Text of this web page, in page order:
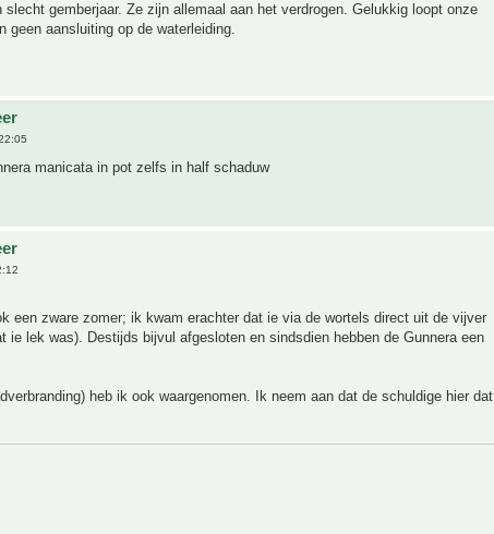
gemberjaar. Ze zijn allemaal aan het verdrogen. Gelukkig loopt onze
geen aansluiting op de waterleiding.
manicata in pot zelfs in half schaduw
een zware zomer; ik kwam erachter dat ie via de wortels direct uit de vijver
ie lek was). Destijds bijvul afgesloten en sindsdien hebben de Gunnera een
heb ik ook waargenomen. Ik neem aan dat de schuldige hier dat